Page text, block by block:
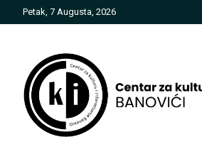
to
Petak, 7 Augusta, 2026